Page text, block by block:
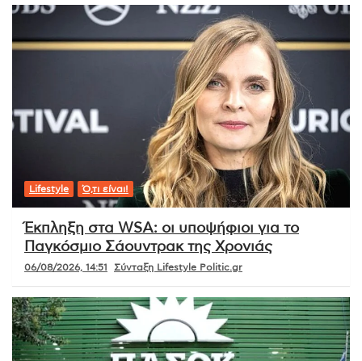
Lifestyle Ό,τι είναι!
Έκπληξη στα WSA: οι υποψήφιοι για το
Παγκόσμιο Σάουντρακ της Χρονιάς
06/08/2026, 14:51 Σύνταξη Lifestyle Politic.gr